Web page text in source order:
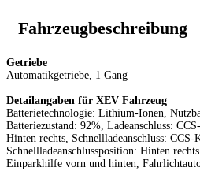
Fahrzeugbeschreibung
Getriebe
Automatikgetriebe, 1 Gang
Detailangaben für XEV Fahrzeug
Batterietechnologie: Lithium-Ionen,
Batteriezustand: 92%, Ladeanschluss:
Hinten rechts, Schnellladeanschluss: CCS-
Schnellladeanschlussposition: Hinten rechts
Einparkhilfe vorn und hinten,